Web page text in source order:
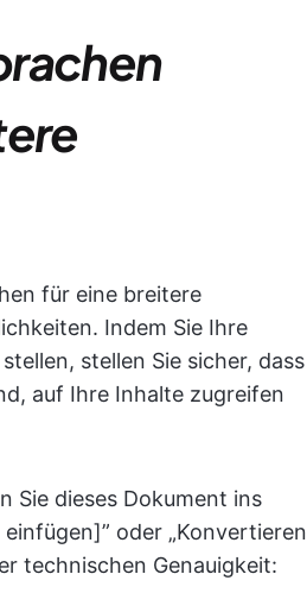
für eine breitere
Indem Sie Ihre
stellen Sie sicher, dass
auf Ihre Inhalte zugreifen
Sie dieses Dokument ins
oder „Konvertieren
technischen Genauigkeit: